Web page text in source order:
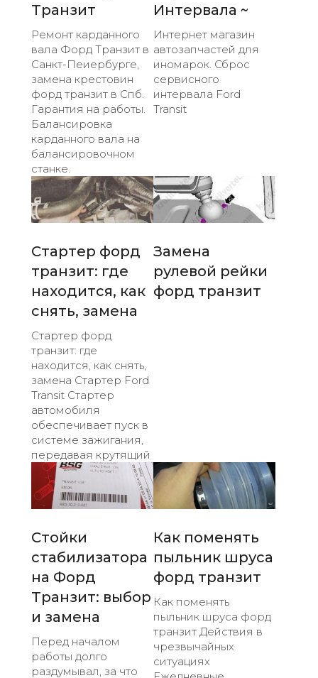
Транзит
Ремонт карданного
вала Форд Транзит в
Санкт-Пеиербурге,
замена крестовин
форд транзит в Спб.
Гарантия на работы.
Балансировка
карданного вала на
балансировочном
станке.
Интервала ~
Интернет магазин
автозапчастей для
иномарок. Сброс
сервисного
интервала Ford
Transit
Стартер форд
транзит: где
находится, как
снять, замена
Стартер форд
транзит: где
находится, как снять,
замена Стартер Ford
Transit Стартер
автомобиля
обеспечивает пуск в
системе зажигания,
передавая крутящий
Замена
рулевой рейки
форд транзит
Стойки
стабилизатора
на Форд
Транзит: выбор
и замена
Перед началом
работы долго
раздумывал, за что
Как поменять
пыльник шруса
форд транзит
Как поменять
пыльник шруса форд
транзит Действия в
чрезвычайных
ситуациях